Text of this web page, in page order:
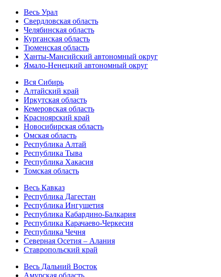
Весь Урал
Свердловская область
Челябинская область
Курганская область
Тюменская область
Ханты-Мансийский автономный округ
Ямало-Ненецкий автономный округ
Вся Сибирь
Алтайский край
Иркутская область
Кемеровская область
Красноярский край
Новосибирская область
Омская область
Республика Алтай
Республика Тыва
Республика Хакасия
Томская область
Весь Кавказ
Республика Дагестан
Республика Ингушетия
Республика Кабардино-Балкария
Республика Карачаево-Черкесия
Республика Чечня
Северная Осетия – Алания
Ставропольский край
Весь Дальний Восток
Амурская область